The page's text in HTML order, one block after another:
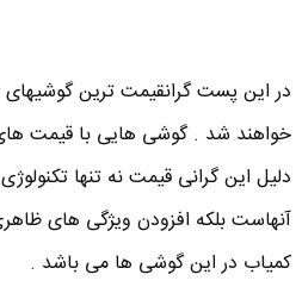
در این پست گرانقیمت ترین گوشیهای
خواهند شد . گوشی هایی با قیمت
دلیل این گرانی قیمت نه تنها
آنهاست بلکه افزودن ویژگی های
کمیاب در این گوشی ها می باشد .